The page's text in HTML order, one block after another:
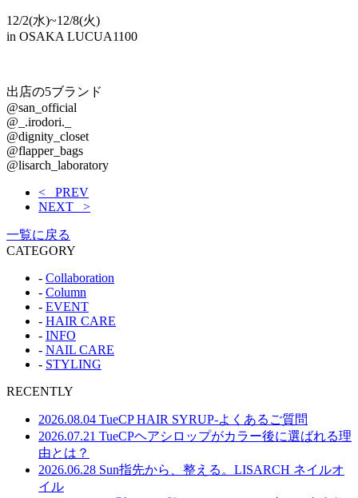
12/2(水)~12/8(火)
in OSAKA LUCUA1100
出店の5ブランド
@san_official
@_.irodori._
@dignity_closet
@flapper_bags
@lisarch_laboratory
< PREV
NEXT >
一覧に戻る
CATEGORY
- Collaboration
- Column
- EVENT
- HAIR CARE
- INFO
- NAIL CARE
- STYLING
RECENTLY
2026.08.04 TueCP HAIR SYRUP-よくあるご質問
2026.07.21 TueCPヘアシロップがカラー後に選ばれる理
由とは？
2026.06.28 Sun指先から、整える。LISARCH ネイルオ
イル